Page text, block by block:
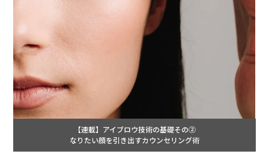
【連載】アイブロウ技術の基礎その②
なりたい顔を引き出すカウンセリング術